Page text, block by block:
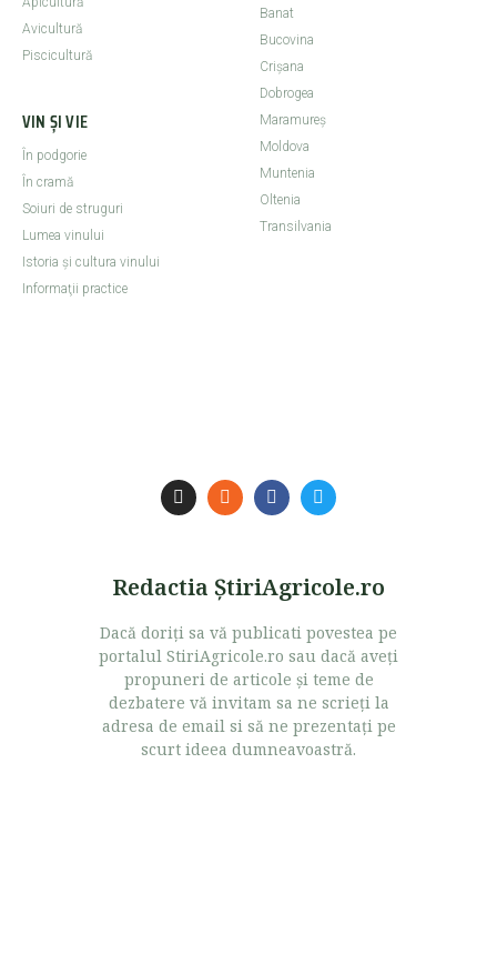
Avicultură
Piscicultură
VIN ȘI VIE
În podgorie
În cramă
Soiuri de struguri
Lumea vinului
Istoria şi cultura vinului
Informaţii practice
Banat
Bucovina
Crişana
Dobrogea
Maramureş
Moldova
Muntenia
Oltenia
Transilvania
Redactia ŞtiriAgricole.ro
Dacă doriţi sa vă publicati povestea pe
portalul StiriAgricole.ro sau dacă aveţi
propuneri de articole şi teme de
dezbatere vă invitam sa ne scrieţi la
adresa de email si să ne prezentaţi pe
scurt ideea dumneavoastră.